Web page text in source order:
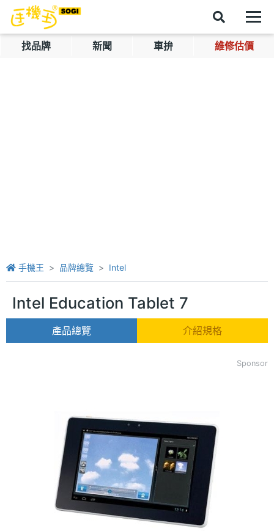
找品牌 新聞 車拚 維修估價
手機王 品牌總覽 Intel
Intel Education Tablet 7
產品總覽 介紹規格
Sponsor